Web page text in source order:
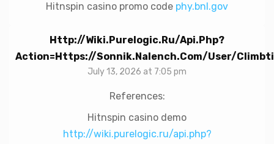
Hitnspin casino promo code phy.bnl.gov
Http://wiki.purelogic.ru/api.php?
Action=https://sonnik.nalench.com/user/
July 13, 2026 at 7:05 pm
References:
Hitnspin casino demo
http://wiki.purelogic.ru/api.php?